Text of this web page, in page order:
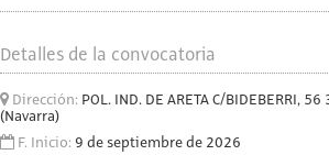
Detalles de la convocatoria
Dirección: POL. IND. DE ARETA C/BIDEBERRI,
(Navarra)
F. Inicio: 9 de septiembre de 2026